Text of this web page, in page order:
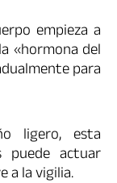
empieza a
«hormona del
para
ligero, esta
puede actuar
a la vigilia.